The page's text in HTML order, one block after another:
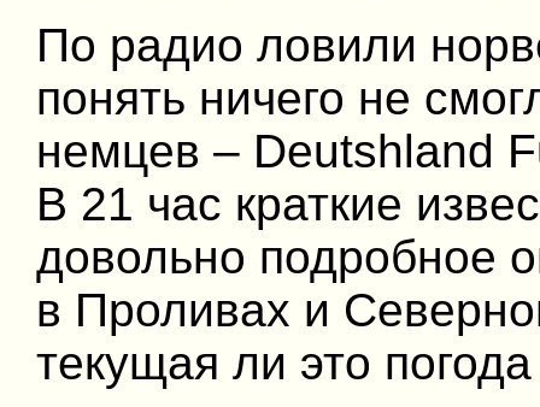
По радио ловили
понять ничего не
немцев – Deutshland
В 21 час краткие
довольно подробное
в Проливах и
текущая ли это